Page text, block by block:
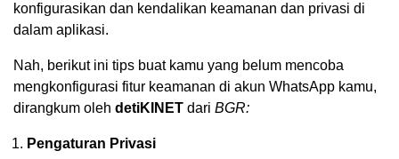
konfigurasikan dan kendalikan keamanan dan privasi di
dalam aplikasi.
Nah, berikut ini tips buat kamu yang belum mencoba
mengkonfigurasi fitur keamanan di akun WhatsApp kamu,
dirangkum oleh detiKINET dari BGR:
Pengaturan Privasi